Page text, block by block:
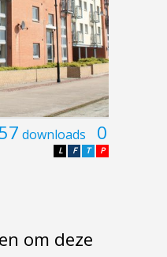
57 downloads 0
P
T
F
L
om deze